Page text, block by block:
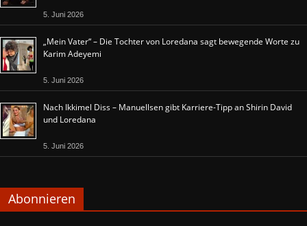
5. Juni 2026
„Mein Vater“ – Die Tochter von Loredana sagt bewegende Worte zu
Karim Adeyemi
5. Juni 2026
Nach Ikkimel Diss – Manuellsen gibt Karriere-Tipp an Shirin David
und Loredana
5. Juni 2026
Abonnieren